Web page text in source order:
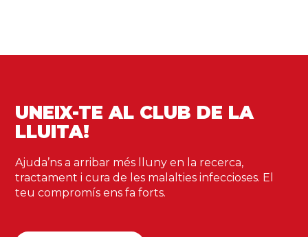
UNEIX-TE AL CLUB DE LA
LLUITA!
Ajuda’ns a arribar més lluny en la recerca,
tractament i cura de les malalties infeccioses. El
teu compromís ens fa forts.